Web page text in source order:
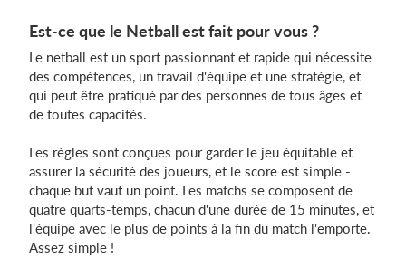
Est-ce que le Netball est fait pour vous ?
Le netball est un sport passionnant et rapide qui nécessite
des compétences, un travail d'équipe et une stratégie, et
qui peut être pratiqué par des personnes de tous âges et
de toutes capacités.
Les règles sont conçues pour garder le jeu équitable et
assurer la sécurité des joueurs, et le score est simple -
chaque but vaut un point. Les matchs se composent de
quatre quarts-temps, chacun d'une durée de 15 minutes, et
l'équipe avec le plus de points à la fin du match l'emporte.
Assez simple !